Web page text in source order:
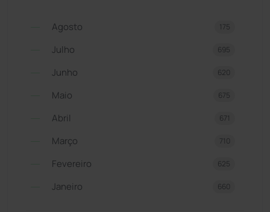
Agosto 175
Julho 695
Junho 620
Maio 675
Abril 671
Março 710
Fevereiro 625
Janeiro 660